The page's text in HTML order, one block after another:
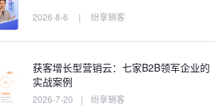
2026-8-6 | 纷享销客
获客增长型营销云：七家B2B领军企业的
实战案例
2026-7-20 | 纷享销客